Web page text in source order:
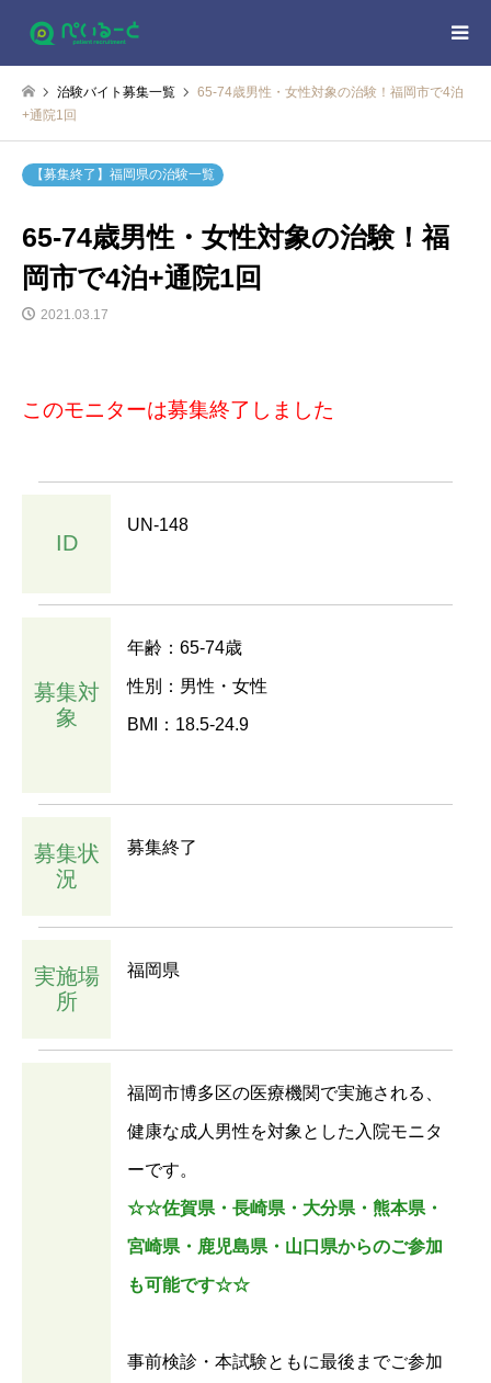
治験バイト募集一覧
65-74歳男性・女性対象の治験！福岡市で4泊
+通院1回
【募集終了】福岡県の治験一覧
65-74歳男性・女性対象の治験！福
岡市で4泊+通院1回
2021.03.17
このモニターは募集終了しました
ID
UN-148
募集対
象
年齢：65-74歳
性別：男性・女性
BMI：18.5-24.9
募集状
況
募集終了
実施場
所
福岡県
福岡市博多区の医療機関で実施される、
健康な成人男性を対象とした入院モニタ
ーです。
☆☆佐賀県・長崎県・大分県・熊本県・
宮崎県・鹿児島県・山口県からのご参加
も可能です☆☆
事前検診・本試験ともに最後までご参加